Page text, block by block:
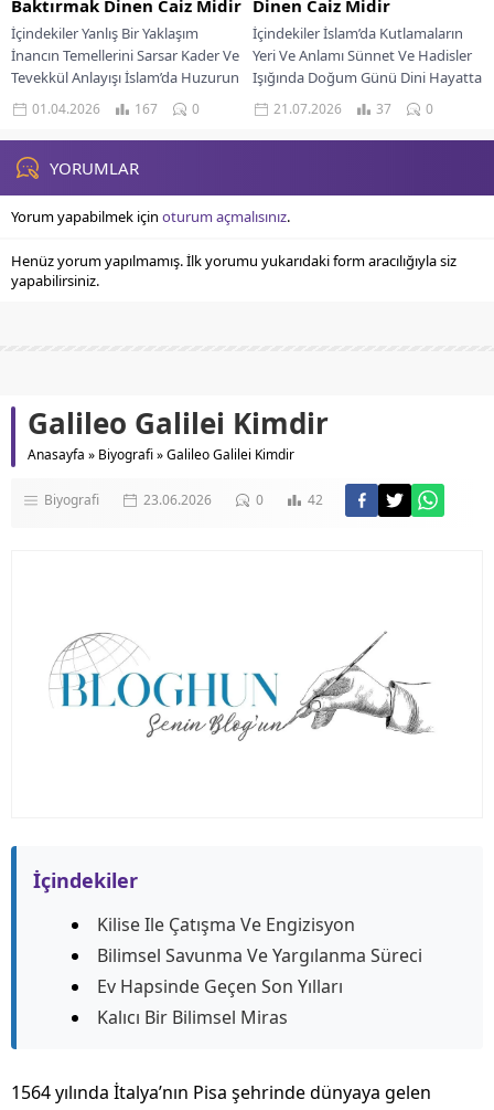
Baktırmak Dinen Caiz Midir
İçindekiler Yanlış Bir Yaklaşım
İnancın Temellerini Sarsar Kader Ve
Tevekkül Anlayışı İslam’da Huzurun
Gerçek Kaynağı İnsanlık tarihi
boyunca bilinmeyene duyulan...
01.04.2026 167 0
Dinen Caiz Midir
İçindekiler İslam’da Kutlamaların
Yeri Ve Anlamı Sünnet Ve Hadisler
Işığında Doğum Günü Dini Hayatta
Bid’at Kavramı Gayrimüslimlere
Benzememe Prensibi Fıkıh...
21.07.2026 37 0
YORUMLAR
Yorum yapabilmek için oturum açmalısınız.
Henüz yorum yapılmamış. İlk yorumu yukarıdaki form aracılığıyla siz
yapabilirsiniz.
Galileo Galilei Kimdir
Anasayfa » Biyografi»Galileo Galilei Kimdir
Biyografi 23.06.2026 0 42
İçindekiler
Kilise Ile Çatışma Ve Engizisyon
Bilimsel Savunma Ve Yargılanma Süreci
Ev Hapsinde Geçen Son Yılları
Kalıcı Bir Bilimsel Miras
1564 yılında İtalya’nın Pisa şehrinde dünyaya gelen